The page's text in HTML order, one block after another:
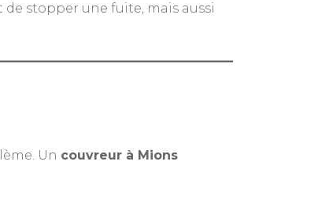
stopper une fuite, mais aussi
Un couvreur à Mions